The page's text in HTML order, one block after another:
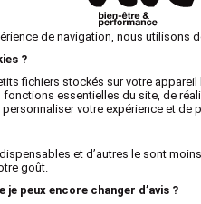
sont conçues
mouillé, la serviette
contribue également à
conçues pour être
taille de l'animal et à
aux chiens à
de navigation, nous utilisons
?
fichiers stockés sur votre
fonctions essentielles du site, de
votre expérience et de
et d’autres le sont
goût.
je peux encore changer d’avis ?